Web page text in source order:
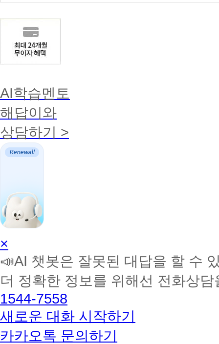
AI학습멘토
해답이와
상담하기 >
AI
학
습
토
커
BETA
×
📣AI 챗봇은 잘못된 대답을 할 수
더 정확한 정보를 위해선 전화상
1544-7558
새로운 대화 시작하기
카카오톡 문의하기